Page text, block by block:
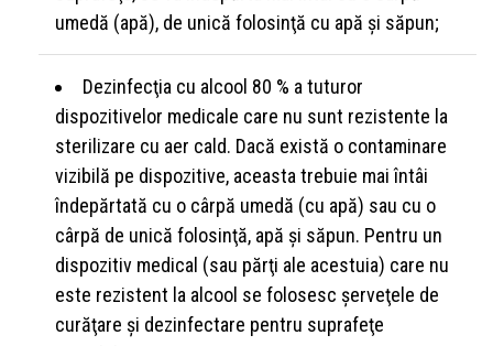
umedă (apă), de unică folosinţă cu apă şi săpun;
Dezinfecţia cu alcool 80 % a tuturor
dispozitivelor medicale care nu sunt rezistente la
sterilizare cu aer cald. Dacă există o contaminare
vizibilă pe dispozitive, aceasta trebuie mai întâi
îndepărtată cu o cârpă umedă (cu apă) sau cu o
cârpă de unică folosinţă, apă şi săpun. Pentru un
dispozitiv medical (sau părţi ale acestuia) care nu
este rezistent la alcool se folosesc şerveţele de
curăţare şi dezinfectare pentru suprafeţe